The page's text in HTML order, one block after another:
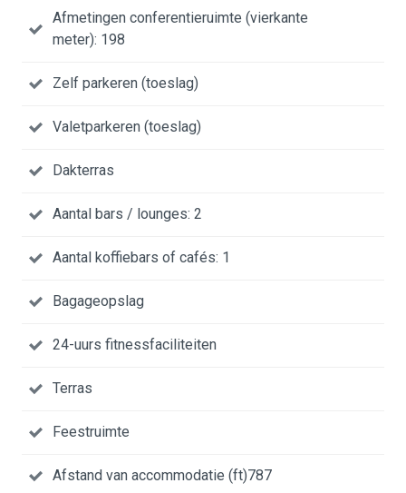
Afmetingen conferentieruimte (vierkante
meter): 198
Zelf parkeren (toeslag)
Valetparkeren (toeslag)
Dakterras
Aantal bars / lounges: 2
Aantal koffiebars of cafés: 1
Bagageopslag
24-uurs fitnessfaciliteiten
Terras
Feestruimte
Afstand van accommodatie (ft)787